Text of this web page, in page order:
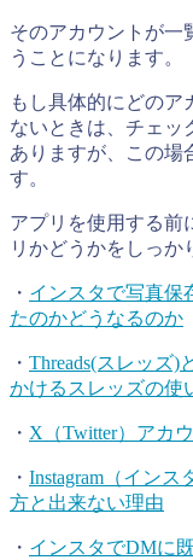
そのアカウントが一
うことになります。
もし具体的にどのア
ないときは、チェッ
ありますが、この場
す。
アプリを使用する前
リかどうかをしっか
・ インスタで写真保
たのかどうなるのか
・ Threads(スレッズ)
かけるスレッズの使
・ X（Twitter）アカ
・ Instagram（イン
方と出来ない理由
・ インスタでDMに